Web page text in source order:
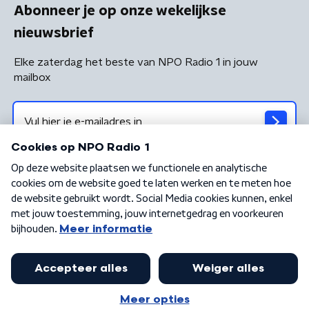
Abonneer je op onze wekelijkse
nieuwsbrief
Elke zaterdag het beste van NPO Radio 1 in jouw
mailbox
Algemene voorwaarden